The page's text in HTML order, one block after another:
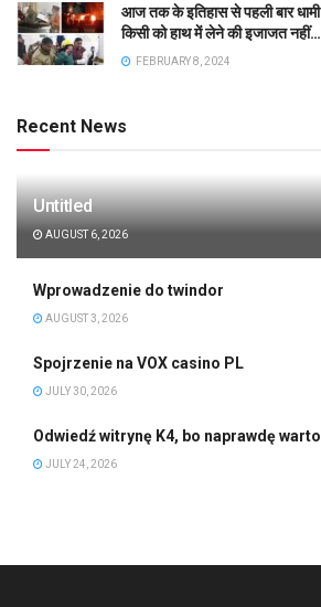
आज तक के इतिहास से पहली बार
किसी को हाथ में लेने की इजाजत
FEBRUARY 8, 2024
Recent News
Untitled
AUGUST 6, 2026
Wprowadzenie do twindor
AUGUST 3, 2026
Spojrzenie na VOX casino PL
JULY 30, 2026
Odwiedź witrynę K4, bo naprawdę
JULY 24, 2026